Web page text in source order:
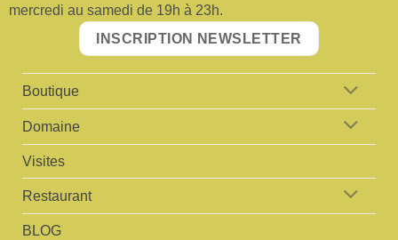
mercredi au samedi de 19h à 23h.
INSCRIPTION NEWSLETTER
Boutique
Domaine
Visites
Restaurant
BLOG